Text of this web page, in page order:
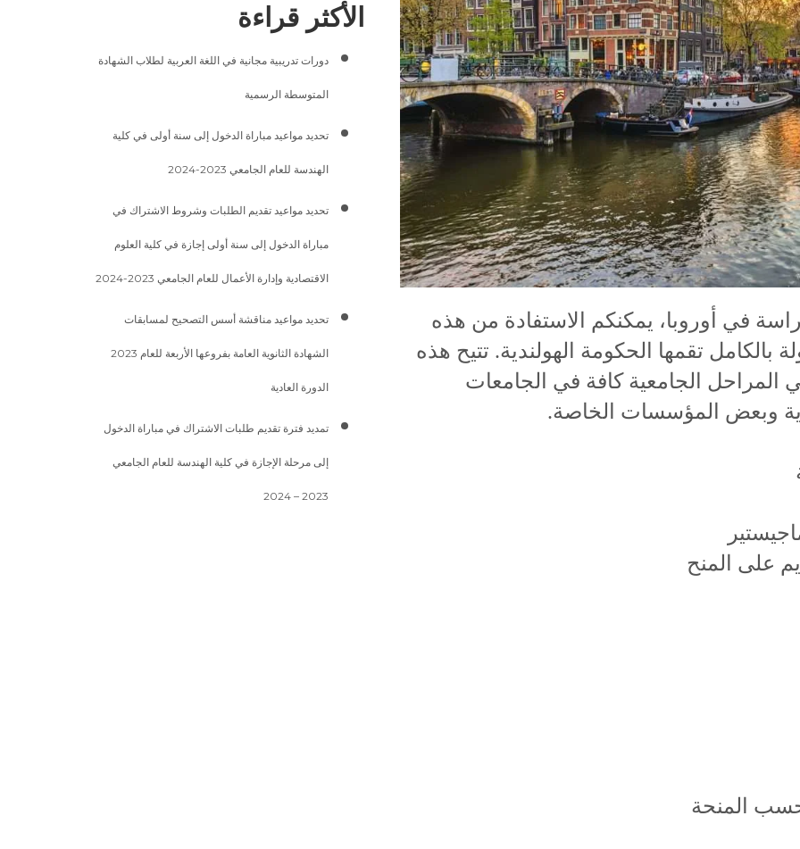
في أوروبا، يمكنكم الاستفادة من هذه
بالكامل تقمها الحكومة الهولندية. تتيح هذه
المراحل الجامعية كافة في الجامعات
وبعض المؤسسات الخاصة.
المنحة
الأكثر قراءة
دورات تدريبية مجانية في اللغة العربية لطلاب الشهادة
المتوسطة الرسمية
تحديد مواعيد مباراة الدخول إلى سنة أولى في كلية
الهندسة للعام الجامعي 2023-2024
تحديد مواعيد تقديم الطلبات وشروط الاشتراك في
مباراة الدخول إلى سنة أولى إجازة في كلية العلوم
الاقتصادية وإدارة الأعمال للعام الجامعي 2023-2024
تحديد مواعيد مناقشة أسس التصحيح لمسابقات
الشهادة الثانوية العامة بفروعها الأربعة للعام 2023
الدورة العادية
تمديد فترة تقديم طلبات الاشتراك في مباراة الدخول
إلى مرحلة الإجازة في كلية الهندسة للعام الجامعي
2023 – 2024